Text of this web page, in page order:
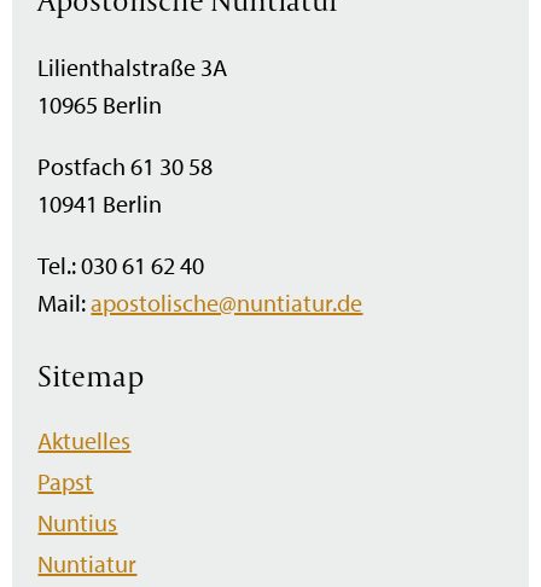
Lilienthalstraße 3A
10965 Berlin
Postfach 61 30 58
10941 Berlin
Tel.: 030 61 62 40
Mail:apostolische@nuntiatur.de
Sitemap
Navigation
überspringen
Aktuelles
Papst
Nuntius
Nuntiatur